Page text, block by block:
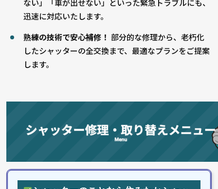
ない」「車が出せない」といった緊急トラブルにも、
迅速に対応いたします。
熟練の技術で安心補修！ 部分的な修理から、老朽化
したシャッターの全交換まで、最適なプランをご提案
します。